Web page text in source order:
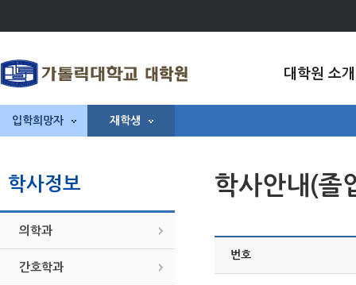
대학원 소개
입학희망자 재학생
학사정보
의학과
간호학과
학사안내(졸
번호